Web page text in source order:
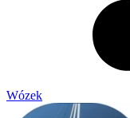
Wózek